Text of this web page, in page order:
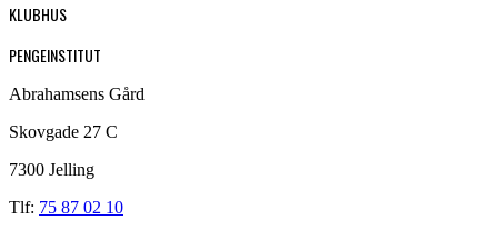
KLUBHUS
PENGEINSTITUT
Abrahamsens Gård
Skovgade 27 C
7300 Jelling
Tlf: 75 87 02 10